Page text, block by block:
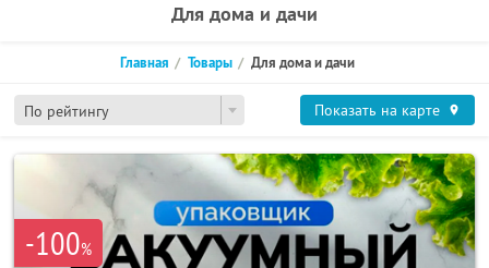
Для дома и дачи
По рейтингу
Главная Товары Для дома и дачи
Показать на карте
-100%